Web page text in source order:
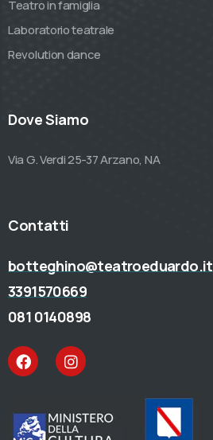
Teatro in famiglia
Laboratorio teatrale
Revolution dance
Dove Siamo
Via G. Verdi 25-37 Arzano, NA
Contatti
botteghino@teatroeduardo.it
3391570669
081 0140898